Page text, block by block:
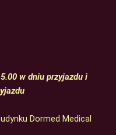
w dniu przyjazdu i
Dormed Medical